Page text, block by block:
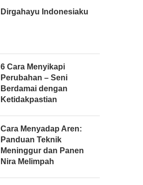
Dirgahayu Indonesiaku
6 Cara Menyikapi
Perubahan – Seni
Berdamai dengan
Ketidakpastian
Cara Menyadap Aren:
Panduan Teknik
Meninggur dan Panen
Nira Melimpah